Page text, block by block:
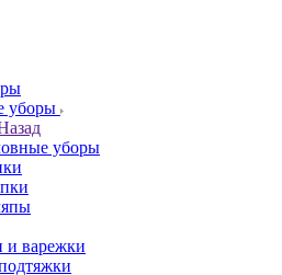
уборы
уборы
и варежки